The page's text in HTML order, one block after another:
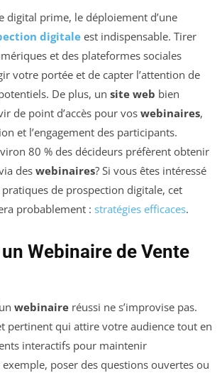
digital prime, le déploiement d’une
digitale est indispensable. Tirer
et des plateformes sociales
votre portée et de capter l’attention de
De plus, un site web bien
de point d’accès pour vos webinaires,
et l’engagement des participants.
80 % des décideurs préfèrent obtenir
des webinaires? Si vous êtes intéressé
de prospection digitale, cet
probablement : stratégies efficaces.
Webinaire de Vente
webinaire réussi ne s’improvise pas.
pertinent qui attire votre audience tout en
interactifs pour maintenir
exemple, poser des questions ouvertes ou